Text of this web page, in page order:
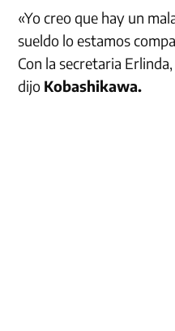
«Yo creo que hay un
sueldo lo estamos
Con la secretaria
dijo Kobashikawa.